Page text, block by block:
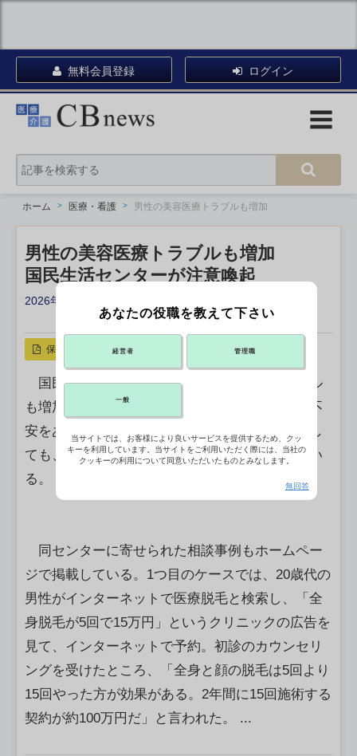
無料会員登録 ログイン
ホーム 医療・看護 男性の美容医療トラブルも増加
男性の美容医療トラブルも増加
国民生活センターが注意喚起
2026年02月04日 17:15
リンクをコピー X ポスト
保存
国民生活センターは、男性の美容医療トラブル
も増加しているとして注意喚起を行っている。不
安をあおられたり、大幅な割引を提案されたりし
ても、即日契約・施術をしないよう呼び掛けてい
る。
同センターに寄せられた相談事例もホームペー
ジで掲載している。1つ目のケースでは、20歳代の
男性がインターネットで医療脱毛と検索し、「全
身脱毛が5回で15万円」というクリニックの広告を
見て、インターネットで予約。初診のカウンセリ
ングを受けたところ、「全身と顔の脱毛は5回より
15回やった方が効果がある。2年間に15回施術する
契約が約100万円だ」と言われた。 ...
あなたの役職を教えて下さい
経営者 管理職
一般
当サイトでは、お客様により良いサービスを提供するため、クッ
キーを利用しています。当サイトをご利用いただく際には、当社の
クッキーの利用について同意いただいたものとみなします。
無回答